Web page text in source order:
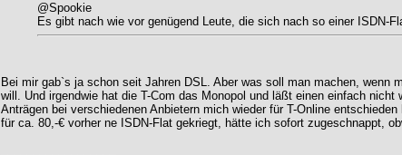
@Spookie
Es gibt nach wie vor genügend Leute, die sich nach so einer ISDN-
Bei mir gab`s ja schon seit Jahren DSL. Aber was soll man machen, wenn
will. Und irgendwie hat die T-Com das Monopol und läßt einen einfach
Anträgen bei verschiedenen Anbietern mich wieder für T-Online
für ca. 80,-€ vorher ne ISDN-Flat gekriegt, hätte ich sofort zugeschnappt,